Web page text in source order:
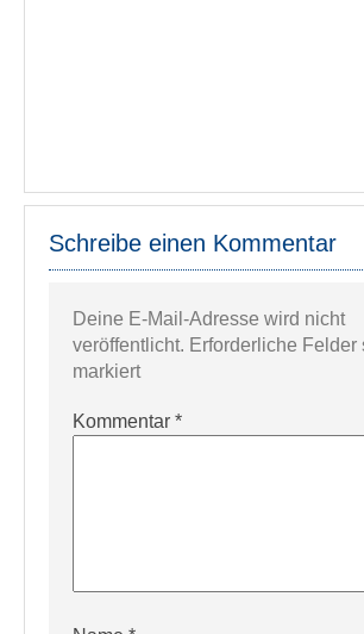
Schreibe einen Kommentar
Deine E-Mail-Adresse wird nicht
veröffentlicht. Erforderliche Felder
markiert
Kommentar *